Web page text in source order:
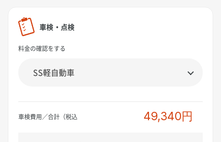
車検・点検
料金の確認をする
車検費用／合計（税込 49,340円